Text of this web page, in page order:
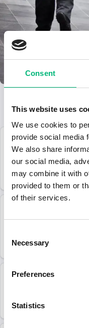
Consent
This website uses
We use cookies to
provide social media
We also share
our social media,
may combine it with
provided to them or
of their services.
Selection
Necessary
Preferences
Statistics
Lediga jobb
2026-07-20
Avarn
Avarn Security AB
Skövde
Uppsala
2026-07-14
Eskilstuna